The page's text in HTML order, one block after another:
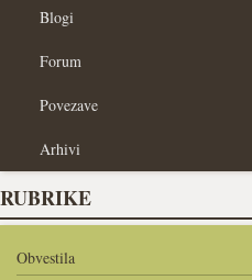
Blogi
Forum
Povezave
Arhivi
RUBRIKE
Obvestila